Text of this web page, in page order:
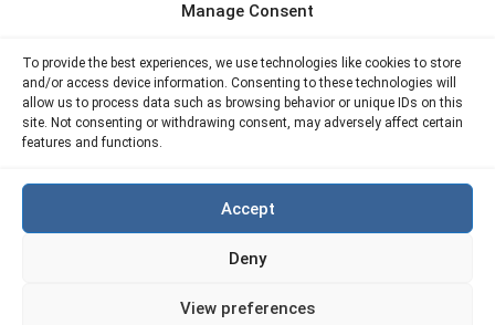
Manage Consent
To provide the best experiences, we use technologies like cookies to store
and/or access device information. Consenting to these technologies will
allow us to process data such as browsing behavior or unique IDs on this
site. Not consenting or withdrawing consent, may adversely affect certain
features and functions.
Accept
Deny
View preferences
Your Tickets
免费eSIM流量计算器
我们的 API
eSIM5G 退款政策
Copyright © 2026
使用条款
隐私政策
Site Map